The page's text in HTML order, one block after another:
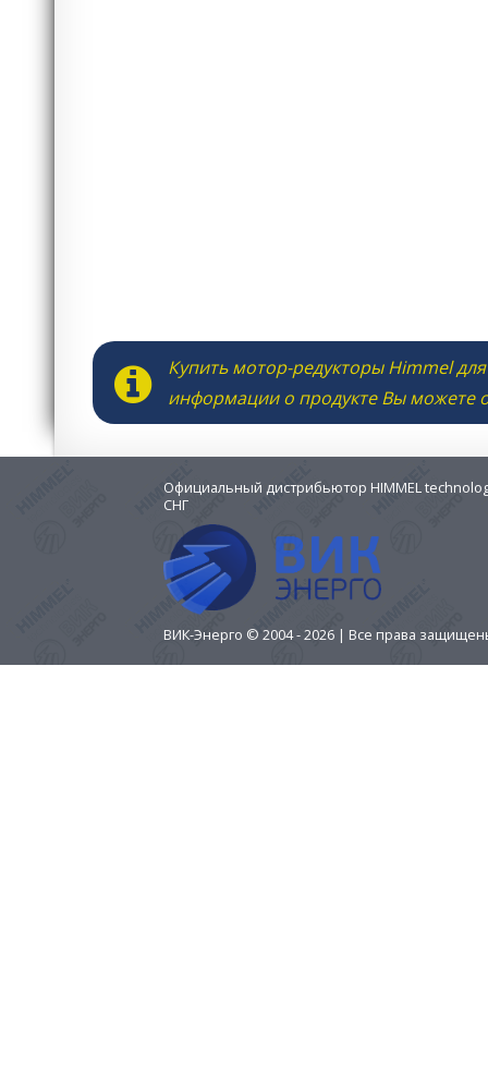
Купить мотор-редукторы Himmel
информации о продукте Вы можете
Официальный дистрибьютор HIMMEL
СНГ
ВИК-Энерго © 2004 - 2026 | Все права